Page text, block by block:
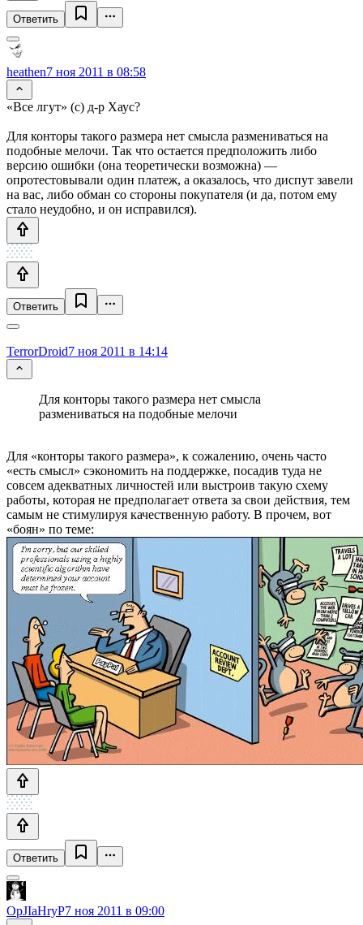
Ответить
heathen7 ноя 2011 в 08:58
«Все лгут» (с) д-р Хаус?
Для конторы такого размера нет смысла размениваться на
подобные мелочи. Так что остается предположить либо
версию ошибки (она теоретически возможна) —
опротестовывали один платеж, а оказалось, что диспут завели
на вас, либо обман со стороны покупателя (и да, потом ему
стало неудобно, и он исправился).
Ответить
TerrorDroid7 ноя 2011 в 14:14
Для конторы такого размера нет смысла
размениваться на подобные мелочи
Для «конторы такого размера», к сожалению, очень часто
«есть смысл» сэкономить на поддержке, посадив туда не
совсем адекватных личностей или выстроив такую схему
работы, которая не предполагает ответа за свои действия, тем
самым не стимулируя качественную работу. В прочем, вот
«боян» по теме:
Ответить
OpJIaHryP7 ноя 2011 в 09:00